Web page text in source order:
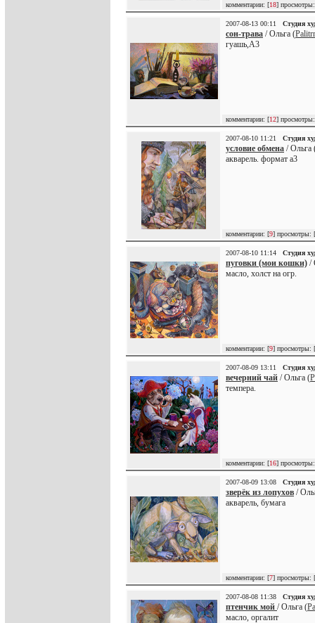
комментарии: [18]
2007-08-13 00:11 Студия
сон-трава / Ольга (
гуашь,А3
комментарии: [12]
2007-08-10 11:21 Студия
условие обмена / Ольга
акварель. формат a3
комментарии: [9] просмотры: [
2007-08-10 11:14 Студия
пуговки (мои кошки) /
масло, холст на огр.
комментарии: [9] просмотры: [
2007-08-09 13:11 Студия
вечерний чай / Ольга (
темпера.
комментарии: [16]
2007-08-09 13:08 Студия
зверёк из лопухов /
акварель, бумага
комментарии: [7] просмотры: [
2007-08-08 11:38 Студия
птенчик мой / Ольга (
масло, оргалит